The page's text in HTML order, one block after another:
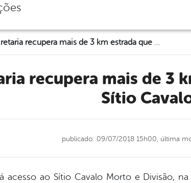
Sítio
publicado: 09/07/2018 15h00, última
acesso ao Sítio Cavalo Morto e Divisão,